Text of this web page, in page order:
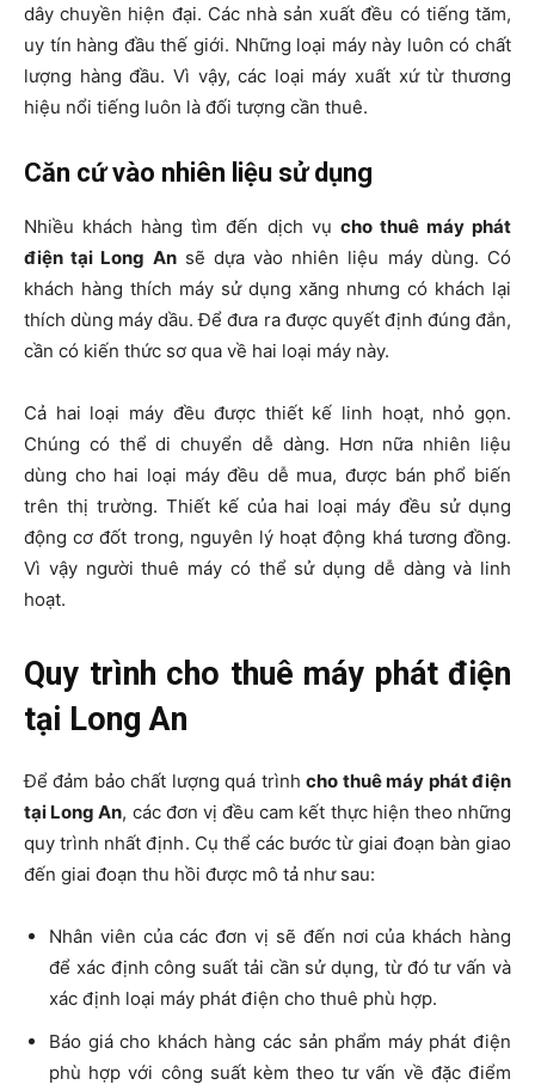
dây chuyền hiện đại. Các nhà sản xuất đều có tiếng tăm,
uy tín hàng đầu thế giới. Những loại máy này luôn có chất
lượng hàng đầu. Vì vậy, các loại máy xuất xứ từ thương
hiệu nổi tiếng luôn là đối tượng cần thuê.
Căn cứ vào nhiên liệu sử dụng
Nhiều khách hàng tìm đến dịch vụ cho thuê máy phát
điện tại Long Ansẽ dựa vào nhiên liệu máy dùng. Có
khách hàng thích máy sử dụng xăng nhưng có khách lại
thích dùng máy dầu. Để đưa ra được quyết định đúng đắn,
cần có kiến thức sơ qua về hai loại máy này.
Cả hai loại máy đều được thiết kế linh hoạt, nhỏ gọn.
Chúng có thể di chuyển dễ dàng. Hơn nữa nhiên liệu
dùng cho hai loại máy đều dễ mua, được bán phổ biến
trên thị trường. Thiết kế của hai loại máy đều sử dụng
động cơ đốt trong, nguyên lý hoạt động khá tương đồng.
Vì vậy người thuê máy có thể sử dụng dễ dàng và linh
hoạt.
Quy trình cho thuê máy phát điện
tại Long An
Để đảm bảo chất lượng quá trìnhcho thuê máy phát điện
tại Long An, các đơn vị đều cam kết thực hiện theo những
quy trình nhất định. Cụ thể các bước từ giai đoạn bàn giao
đến giai đoạn thu hồi được mô tả như sau:
Nhân viên của các đơn vị sẽ đến nơi của khách hàng
để xác định công suất tải cần sử dụng, từ đó tư vấn và
xác định loại máy phát điện cho thuê phù hợp.
Báo giá cho khách hàng các sản phẩm máy phát điện
phù hợp với công suất kèm theo tư vấn về đặc điểm